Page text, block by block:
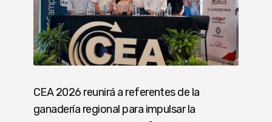
CEA 2026 reunirá a referentes de la
ganadería regional para impulsar la